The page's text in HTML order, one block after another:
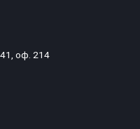
41, оф. 214